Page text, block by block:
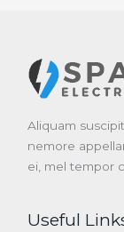
Aliquam
nemore
ei, mel tempor
Useful